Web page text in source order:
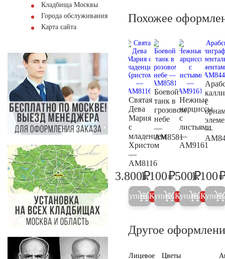
Кладбища Москвы
Города обслуживания
Карта сайта
Похожее
Святая
Дева
Мария
с
младенцем
Христом
—
AM8116
4.000
3.800₽
Купить 5%
Боевой
танк в
грозовом
небе
—
AM8581
1.200
1.100₽
Купить 5%
Нежные
нарциссы
с
листьями
—
AM9161
500
500₽
Купить 5%
с
—
1.100
Купить
Другое
Лицевое
Цветы